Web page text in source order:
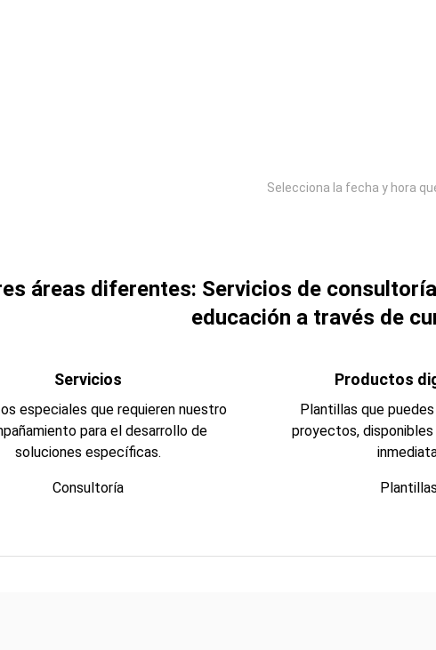
Selecciona la fecha y hora
áreas diferentes: Servicios de
educación a través de
Servicios
especiales que requieren nuestro
para el desarrollo de
soluciones específicas.
Consultoría
Productos
Plantillas que
proyectos, disponibles
Plantillas